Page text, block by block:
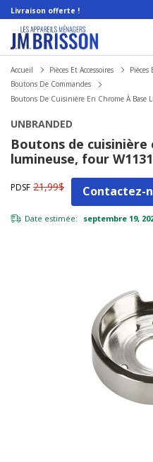
Livraison offerte !
Accueil Pièces Et Accessoires
Pièces
Boutons De Commandes
Boutons De Cuisinière En Chrome À Base
UNBRANDED
Boutons de cuisinière
lumineuse, four
PDSF 21,99$ Contactez-
Date estimée: septembre 19,